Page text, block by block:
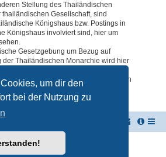
um dir den
bei der Nutzung zu
Stellung des Thailändischen
Gesellschaft, sind
Königshaus bzw. Postings in
Königshaus involviert sind, hier um
Gesetzgebung um Bezug auf
der Thailändischen Monarchie wird hier
auch nur ansatzweise bedenklich
entfernt. #
® Forum Software © phpBB Limited
Übersetzung durchphpBB.de